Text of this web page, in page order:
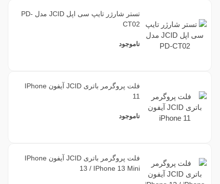
تستر شارژر تایپ سی اپل JCID مدل PD-
CT02
ناموجود
فلت پروگرمر باتری JCID آیفون IPhone
11
ناموجود
فلت پروگرمر باتری JCID آیفون IPhone
13 / IPhone 13 Mini